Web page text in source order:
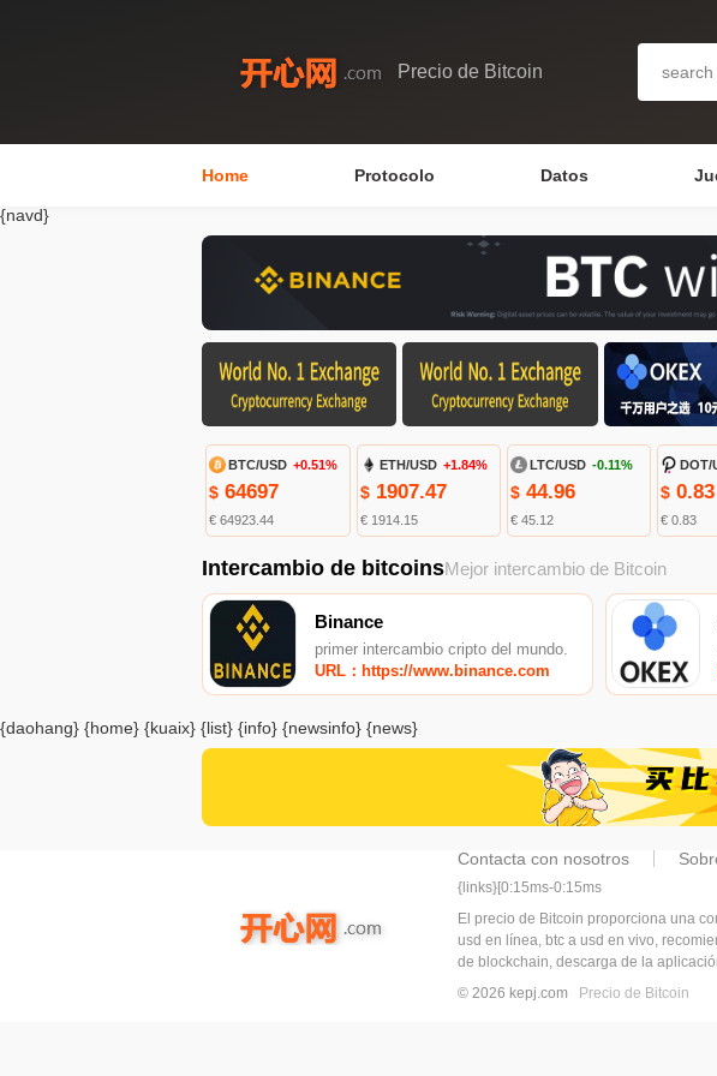
Precio de Bitcoin
Home Protocolo Datos
{navd}
BTC/USD +0.51%
$ 64697
€ 64923.44
ETH/USD +1.84%
$1907.47
€ 1914.15
LTC/USD -0.11%
$44.96
€ 45.12
DOT/
$0.83
€ 0.83
Intercambio de bitcoinsMejor intercambio de Bitcoin
Binance
primer intercambio cripto del mundo.
URL：https://www.binance.com
{daohang} {home} {kuaix} {list} {info} {newsinfo} {news}
Contacta con nosotros
{links}[0:15ms-0:15ms
El precio de Bitcoin proporciona una
usd en línea, btc a usd en vivo,
de blockchain, descarga de la
© 2026 kepj.com
Precio de Bitcoin